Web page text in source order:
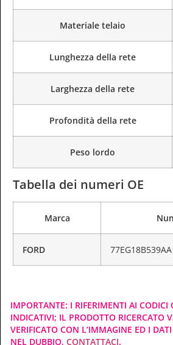
Materiale telaio
Lunghezza della rete
Larghezza della rete
Profondità della rete
Peso lordo
Tabella dei numeri OE
Marca
FORD 77EG18B539AA
IMPORTANTE: I RIFERIMENTI AI CODICI
INDICATIVI; IL PRODOTTO RICERCATO
VERIFICATO CON L’IMMAGINE ED I
NEL DUBBIO, CONTATTACI.